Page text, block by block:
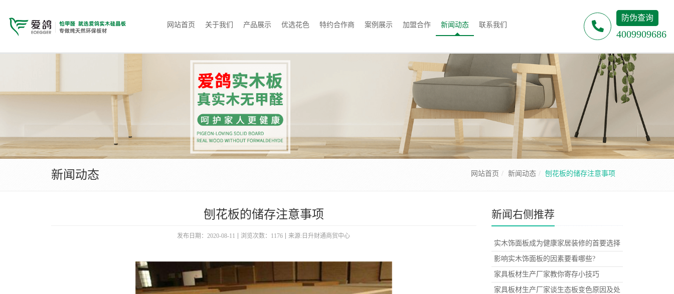
网站首页 关于我们 产品展示 优选花色 特约合作商 案例展示 加盟合作 新闻动态 联系我们
防伪查询
4009909686
新闻动态 网站首页 新闻动态 刨花板的储存注意事项
刨花板的储存注意事项
发布日期：2020-08-11 浏览次数：1176 来源:日升财通商贸中心
新闻右侧推荐
实木饰面板成为健康家居装修的首要选择
影响实木饰面板的因素要看哪些?
家具板材生产厂家教你寄存小技巧
家具板材生产厂家谈生态板变色原因及处